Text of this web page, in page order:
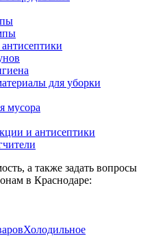
для уборки
мусора
и антисептики
а также задать вопросы
в Краснодаре:
Холодильное